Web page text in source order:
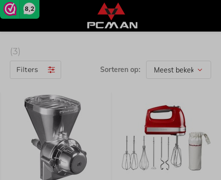
8,2
(3)
Filters Sorteren op: